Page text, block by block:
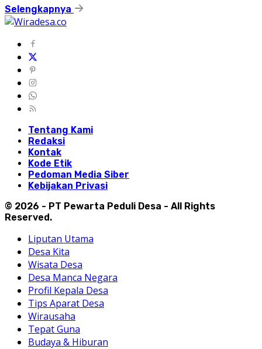
Selengkapnya
Tentang Kami
Redaksi
Kontak
Kode Etik
Pedoman Media Siber
Kebijakan Privasi
© 2026 - PT Pewarta Peduli Desa - All Rights
Reserved.
Liputan Utama
Desa Kita
Wisata Desa
Desa Manca Negara
Profil Kepala Desa
Tips Aparat Desa
Wirausaha
Tepat Guna
Budaya & Hiburan